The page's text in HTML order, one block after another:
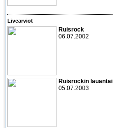
Livearviot
Ruisrock
06.07.2002
Ruisrockin lauantai
05.07.2003